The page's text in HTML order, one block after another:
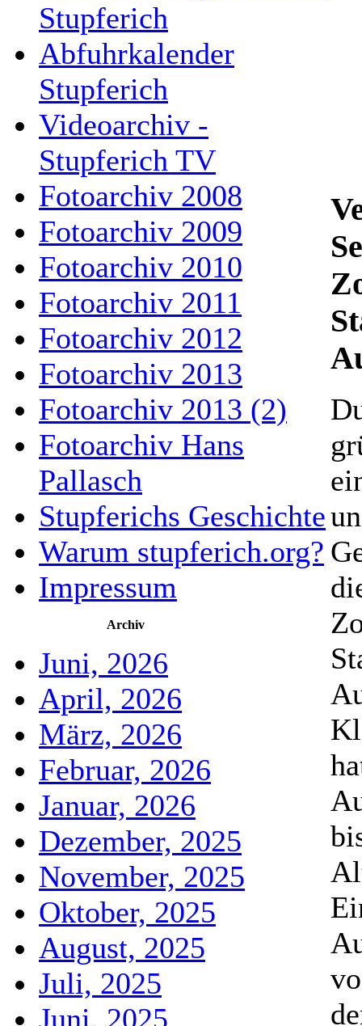
Stupferich
Abfuhrkalender
Stupferich
Videoarchiv -
Stupferich TV
Fotoarchiv 2008
Fotoarchiv 2009
Fotoarchiv 2010
Fotoarchiv 2011
Fotoarchiv 2012
Fotoarchiv 2013
Fotoarchiv 2013 (2)
Fotoarchiv Hans
Pallasch
Stupferichs Geschichte
Warum stupferich.org?
Impressum
Archiv
Juni, 2026
April, 2026
März, 2026
Februar, 2026
Januar, 2026
Dezember, 2025
November, 2025
Oktober, 2025
August, 2025
Juli, 2025
Juni, 2025